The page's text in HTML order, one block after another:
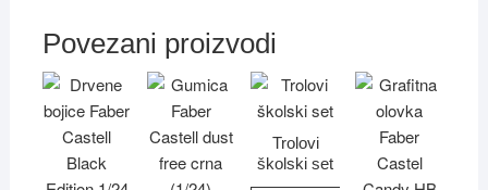
Povezani proizvodi
Trolovi
školski set